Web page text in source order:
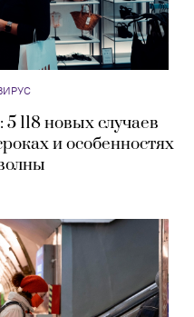
118 новых случаев
и особенностях